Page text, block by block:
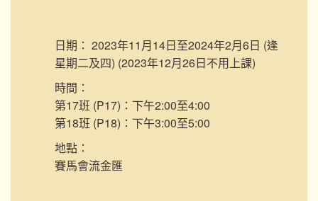
日期： 2023年11月14日至2024年2月6日 (逢
星期二及四) (2023年12月26日不用上課)
時間：
第17班 (P17)：下午2:00至4:00
第18班 (P18)：下午3:00至5:00
地點：
賽馬會流金匯